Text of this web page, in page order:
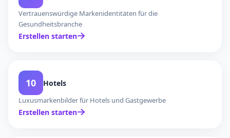
Vertrauenswürdige Markenidentitäten für die
Gesundheitsbranche
Erstellen starten
10 Hotels
Luxusmarkenbilder für Hotels und Gastgewerbe
Erstellen starten